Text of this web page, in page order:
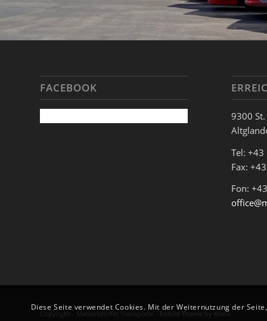
FACEBOOK
9300
Tel:
Fax:
Fon:
Copyright - Mattersdorfer Transporte - Enfold Theme by Kriesi
Diese Seite verwendet Cookies. Mit der Weiternutzung der